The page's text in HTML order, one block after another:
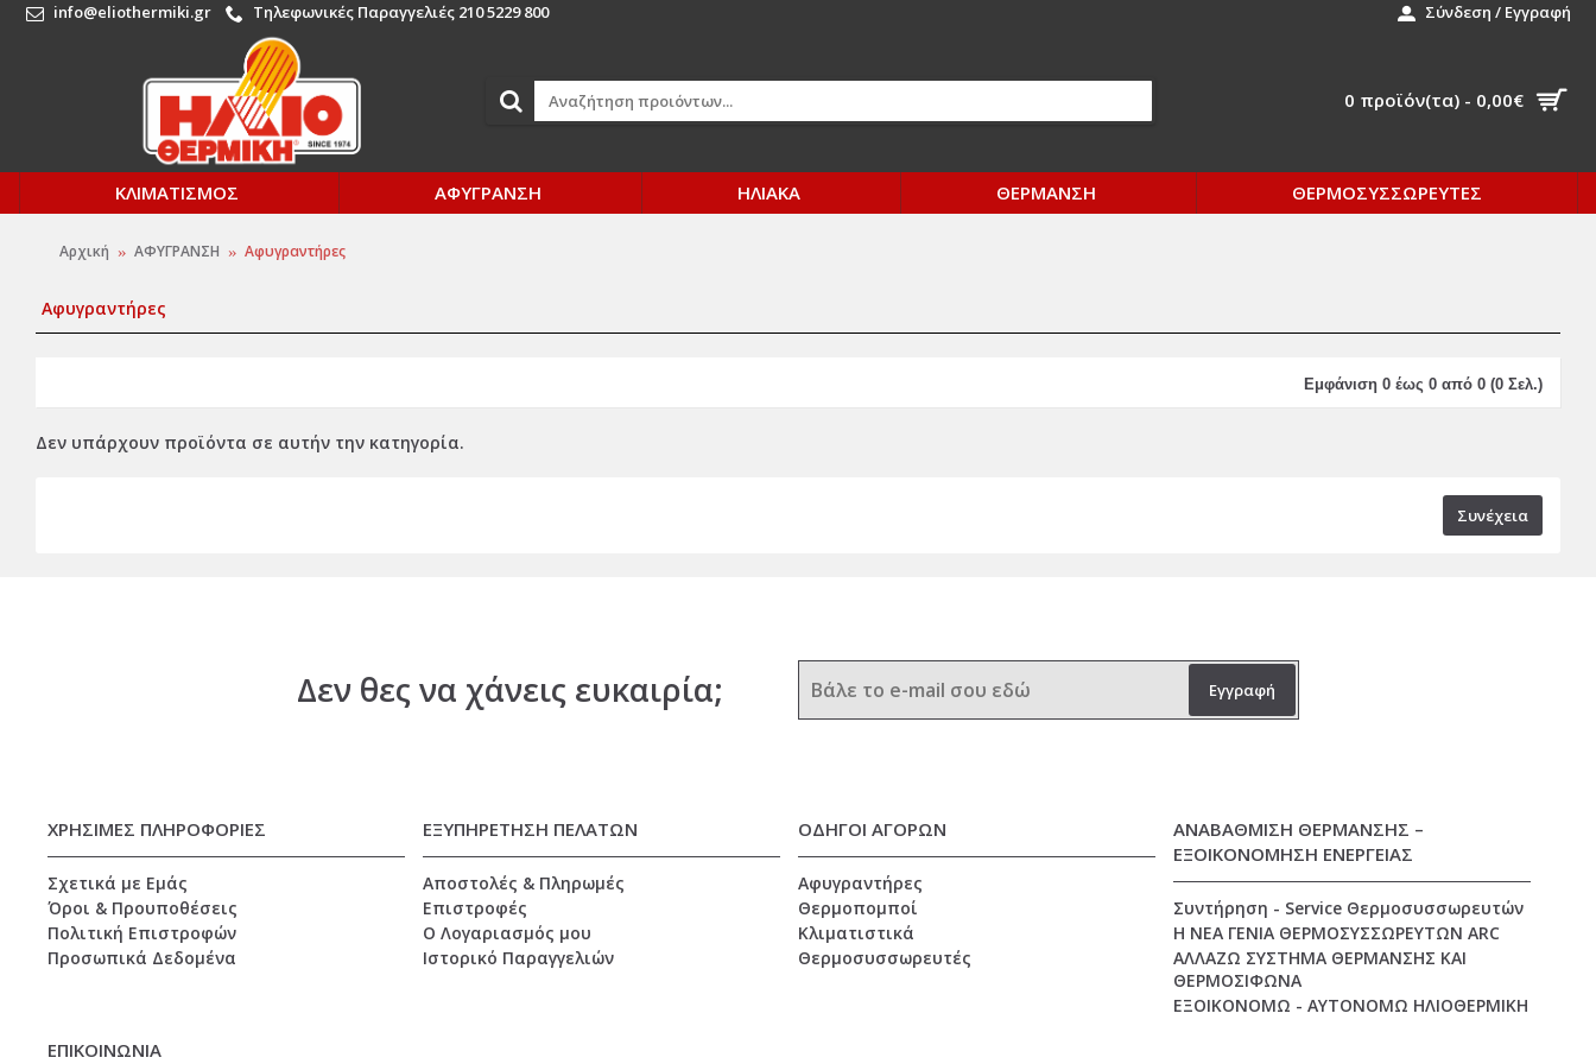
info@eliothermiki.gr Τηλεφωνικές Παραγγελιές 210 5229 800 Σύνδεση / Εγγραφή
0 προϊόν(τα) - 0,00€
ΚΛΙΜΑΤΙΣΜΟΣ ΑΦΥΓΡΑΝΣΗ ΗΛΙΑΚΑ ΘΕΡΜΑΝΣΗ ΘΕΡΜΟΣΥΣΣΩΡΕΥΤΕΣ
Αρχική ΑΦΥΓΡΑΝΣΗ Αφυγραντήρες
Αφυγραντήρες
Εμφάνιση 0 έως 0 από 0 (0 Σελ.)
Δεν υπάρχουν προϊόντα σε αυτήν την κατηγορία.
Συνέχεια
Δεν θες να χάνεις ευκαιρία; Εγγραφή
ΧΡΗΣΙΜΕΣ ΠΛΗΡΟΦΟΡΙΕΣ
Σχετικά με Εμάς
Όροι & Προυποθέσεις
Πολιτική Επιστροφών
Προσωπικά Δεδομένα
ΕΞΥΠΗΡΕΤΗΣΗ ΠΕΛΑΤΩΝ
Αποστολές & Πληρωμές
Επιστροφές
O Λογαριασμός μου
Ιστορικό Παραγγελιών
ΟΔΗΓΟΙ ΑΓΟΡΩΝ
Αφυγραντήρες
Θερμοπομποί
Κλιματιστικά
Θερμοσυσσωρευτές
ΑΝΑΒΑΘΜΙΣΗ ΘΕΡΜΑΝΣΗΣ –
ΕΞΟΙΚΟΝΟΜΗΣΗ ΕΝΕΡΓΕΙΑΣ
Συντήρηση - Service Θερμοσυσσωρευτών
Η ΝΕΑ ΓΕΝΙΑ ΘΕΡΜΟΣΥΣΣΩΡΕΥΤΩΝ ARC
ΑΛΛΑΖΩ ΣΥΣΤΗΜΑ ΘΕΡΜΑΝΣΗΣ ΚΑΙ
ΘΕΡΜΟΣΙΦΩΝΑ
ΕΞΟΙΚΟΝΟΜΩ - ΑΥΤΟΝΟΜΩ ΗΛΙΟΘΕΡΜΙΚΗ
ΕΠΙΚΟΙΝΩΝΙΑ